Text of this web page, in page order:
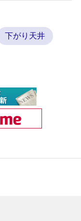
下がり天井